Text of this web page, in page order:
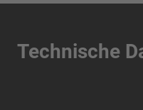
Technische